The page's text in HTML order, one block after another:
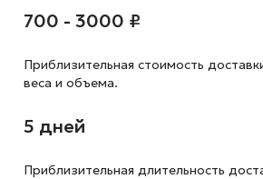
700 - 3000 ₽
Приблизительная стоимость
веса и объема.
5 дней
Приблизительная длительность